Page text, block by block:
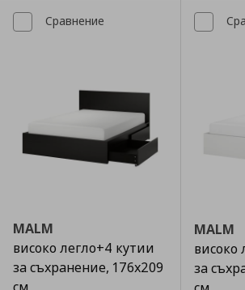
Сравнение
MALM
високо легло+4 кутии
за съхранение, 176x209
MALM
високо
за